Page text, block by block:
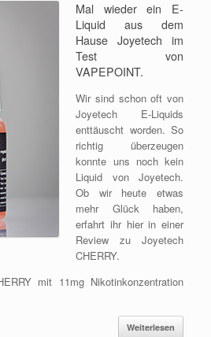
Mal wieder ein E-
Liquid aus dem
Hause Joyetech im
Test von
VAPEPOINT.
Wir sind schon oft von
Joyetech E-Liquids
enttäuscht worden. So
richtig überzeugen
konnte uns noch kein
Liquid von Joyetech.
Ob wir heute etwas
mehr Glück haben,
erfahrt ihr hier in einer
Review zu Joyetech
CHERRY.
mit 11mg Nikotinkonzentration
Weiterlesen